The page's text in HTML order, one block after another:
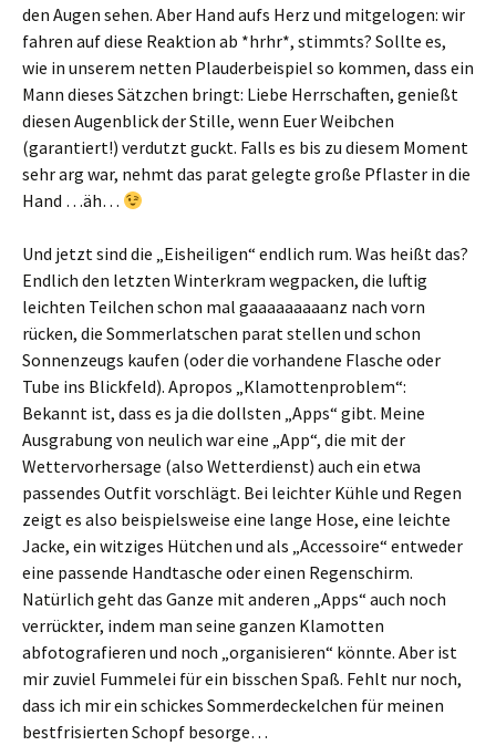
den Augen sehen. Aber Hand aufs Herz und mitgelogen: wir
fahren auf diese Reaktion ab *hrhr*, stimmts? Sollte es,
wie in unserem netten Plauderbeispiel so kommen, dass ein
Mann dieses Sätzchen bringt: Liebe Herrschaften, genießt
diesen Augenblick der Stille, wenn Euer Weibchen
(garantiert!) verdutzt guckt. Falls es bis zu diesem Moment
sehr arg war, nehmt das parat gelegte große Pflaster in die
Hand …äh…
Und jetzt sind die „Eisheiligen“ endlich rum. Was heißt das?
Endlich den letzten Winterkram wegpacken, die luftig
leichten Teilchen schon mal gaaaaaaaaanz nach vorn
rücken, die Sommerlatschen parat stellen und schon
Sonnenzeugs kaufen (oder die vorhandene Flasche oder
Tube ins Blickfeld). Apropos „Klamottenproblem“:
Bekannt ist, dass es ja die dollsten „Apps“ gibt. Meine
Ausgrabung von neulich war eine „App“, die mit der
Wettervorhersage (also Wetterdienst) auch ein etwa
passendes Outfit vorschlägt. Bei leichter Kühle und Regen
zeigt es also beispielsweise eine lange Hose, eine leichte
Jacke, ein witziges Hütchen und als „Accessoire“ entweder
eine passende Handtasche oder einen Regenschirm.
Natürlich geht das Ganze mit anderen „Apps“ auch noch
verrückter, indem man seine ganzen Klamotten
abfotografieren und noch „organisieren“ könnte. Aber ist
mir zuviel Fummelei für ein bisschen Spaß. Fehlt nur noch,
dass ich mir ein schickes Sommerdeckelchen für meinen
bestfrisierten Schopf besorge…